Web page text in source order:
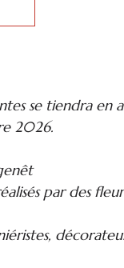
se tiendra en
2026.
par des